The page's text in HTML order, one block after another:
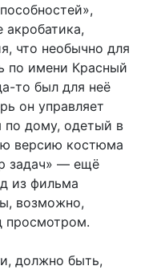
что необычно для
по имени Красный
то был для неё
он управляет
по дому, одетый в
версию костюма
задач» — ещё
из фильма
возможно,
просмотром.
должно быть,